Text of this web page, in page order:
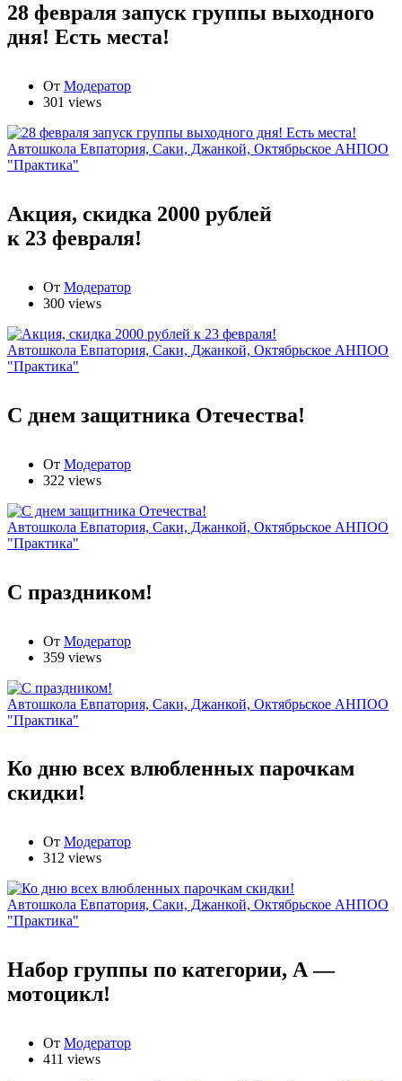
28 февраля запуск группы выходного
дня! Есть места!
От Модератор
301 views
Автошкола Евпатория, Саки, Джанкой, Октябрьское АНПОО
"Практика"
Акция, скидка 2000 рублей
к 23 февраля!
От Модератор
300 views
Автошкола Евпатория, Саки, Джанкой, Октябрьское АНПОО
"Практика"
С днем защитника Отечества!
От Модератор
322 views
Автошкола Евпатория, Саки, Джанкой, Октябрьское АНПОО
"Практика"
С праздником!
От Модератор
359 views
Автошкола Евпатория, Саки, Джанкой, Октябрьское АНПОО
"Практика"
Ко дню всех влюбленных парочкам
скидки!
От Модератор
312 views
Автошкола Евпатория, Саки, Джанкой, Октябрьское АНПОО
"Практика"
Набор группы по категории, А —
мотоцикл!
От Модератор
411 views